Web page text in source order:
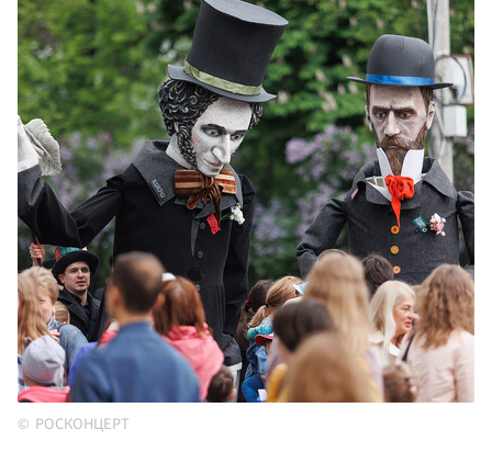
РОСКОНЦЕРТ